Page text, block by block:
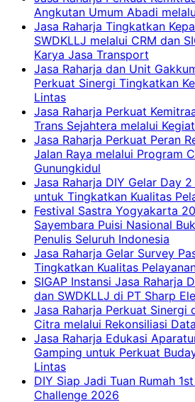
Angkutan Umum Abadi
Jasa Raharja Tingkatkan
SWDKLLJ melalui CRM dan
Karya Jasa Transport
Jasa Raharja dan Unit
Perkuat Sinergi Tingkatkan
Lintas
Jasa Raharja Perkuat
Trans Sejahtera melalui
Jasa Raharja Perkuat Peran
Jalan Raya melalui Program
Gunungkidul
Jasa Raharja DIY Gelar Day
untuk Tingkatkan Kualitas
Festival Sastra Yogyakarta
Sayembara Puisi Nasional
Penulis Seluruh Indonesia
Jasa Raharja Gelar Survey
Tingkatkan Kualitas
SIGAP Instansi Jasa Raharja
dan SWDKLLJ di PT Sharp
Jasa Raharja Perkuat Sinergi
Citra melalui Rekonsiliasi
Jasa Raharja Edukasi
Gamping untuk Perkuat
Lintas
DIY Siap Jadi Tuan Rumah
Challenge 2026